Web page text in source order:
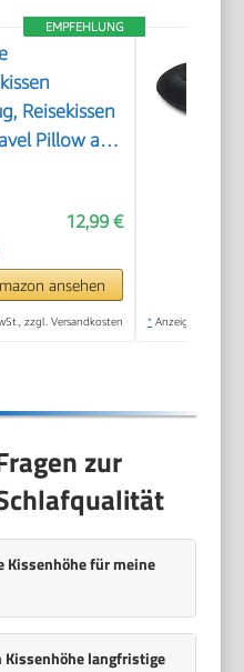
EMPFEHLUNG
Reisekissen
Pillow aus
für
Camping,
Haus
12,99 €
ansehen
zzgl. Versandkosten * Anzeige
zur
Kissenhöhe für meine
Kissenhöhe langfristige